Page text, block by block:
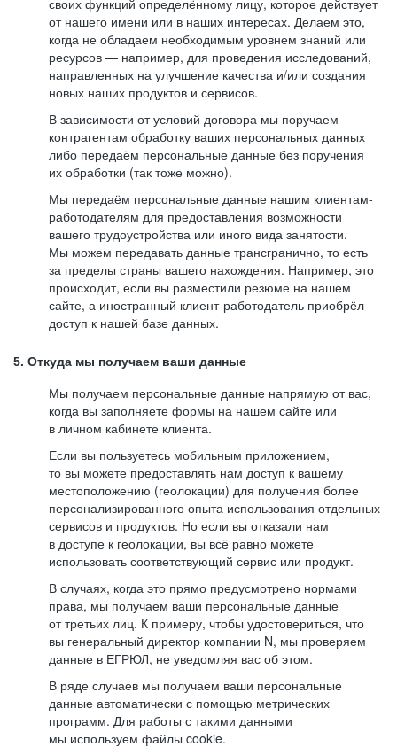
своих функций определённому лицу, которое действует
от нашего имени или в наших интересах. Делаем это,
когда не обладаем необходимым уровнем знаний или
ресурсов — например, для проведения исследований,
направленных на улучшение качества и/или создания
новых наших продуктов и сервисов.
В зависимости от условий договора мы поручаем
контрагентам обработку ваших персональных данных
либо передаём персональные данные без поручения
их обработки (так тоже можно).
Мы передаём персональные данные нашим клиентам-
работодателям для предоставления возможности
вашего трудоустройства или иного вида занятости.
Мы можем передавать данные трансгранично, то есть
за пределы страны вашего нахождения. Например, это
происходит, если вы разместили резюме на нашем
сайте, а иностранный клиент-работодатель приобрёл
доступ к нашей базе данных.
5. Откуда мы получаем ваши данные
Мы получаем персональные данные напрямую от вас,
когда вы заполняете формы на нашем сайте или
в личном кабинете клиента.
Если вы пользуетесь мобильным приложением,
то вы можете предоставлять нам доступ к вашему
местоположению (геолокации) для получения более
персонализированного опыта использования отдельных
сервисов и продуктов. Но если вы отказали нам
в доступе к геолокации, вы всё равно можете
использовать соответствующий сервис или продукт.
В случаях, когда это прямо предусмотрено нормами
права, мы получаем ваши персональные данные
от третьих лиц. К примеру, чтобы удостовериться, что
вы генеральный директор компании N, мы проверяем
данные в ЕГРЮЛ, не уведомляя вас об этом.
В ряде случаев мы получаем ваши персональные
данные автоматически с помощью метрических
программ. Для работы с такими данными
мы используем файлы cookie.